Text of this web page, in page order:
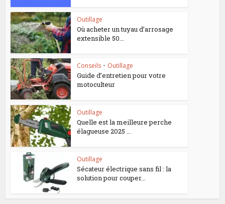
Outillage
Où acheter un tuyau d’arrosage
extensible 50...
Conseils • Outillage
Guide d’entretien pour votre
motoculteur
Outillage
Quelle est la meilleure perche
élagueuse 2025 ...
Outillage
Sécateur électrique sans fil : la
solution pour couper...